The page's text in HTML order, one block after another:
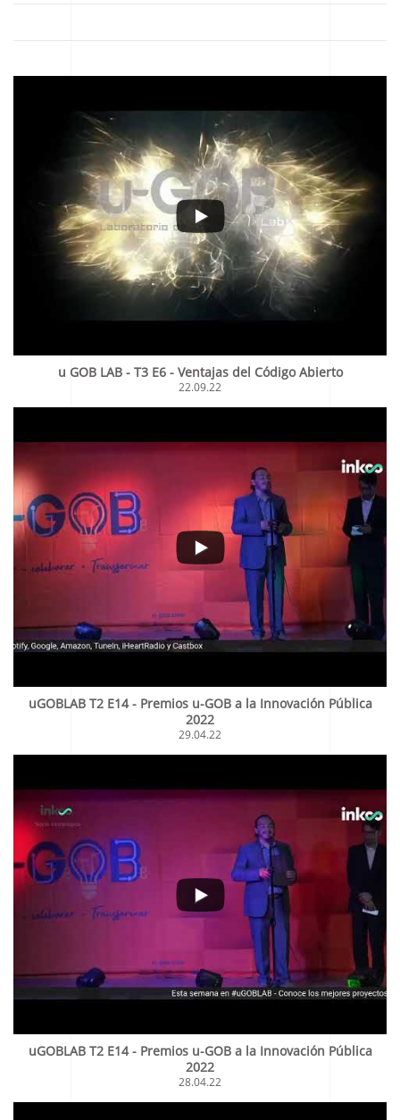
u GOB LAB - T3 E6 - Ventajas del Código Abierto
22.09.22
uGOBLAB T2 E14 - Premios u-GOB a la Innovación Pública
2022
29.04.22
uGOBLAB T2 E14 - Premios u-GOB a la Innovación Pública
2022
28.04.22